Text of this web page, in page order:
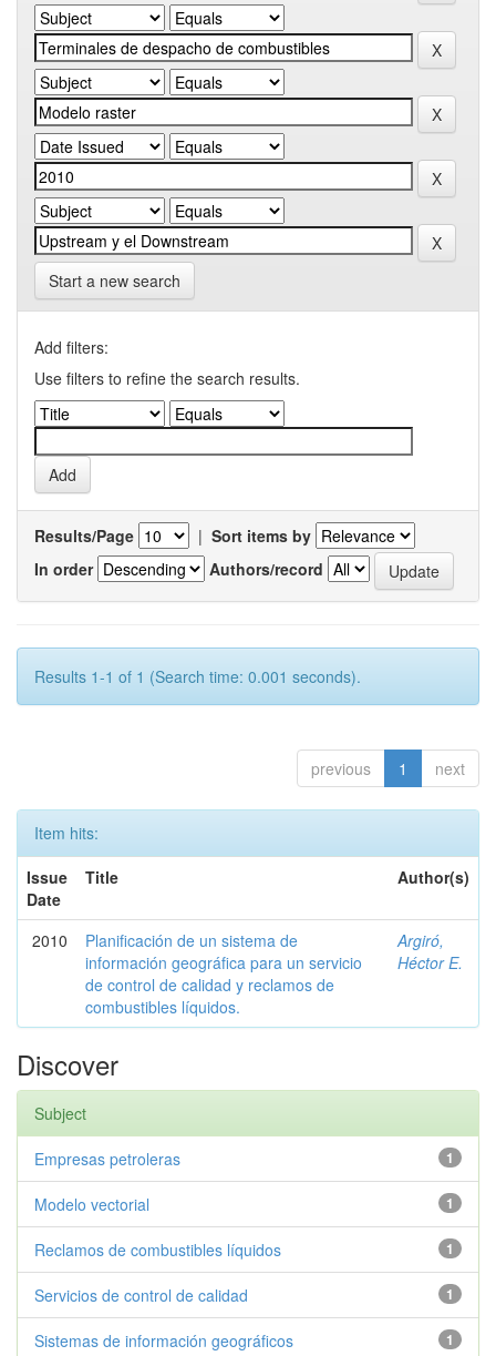
Start a new search
Add filters:
Use filters to refine the search results.
Results/Page | Sort items by
In order
Authors/record
Results 1-1 of 1 (Search time: 0.001 seconds).
previous 1 next
Item hits:
Issue
Date
Title Author(s)
2010
Planificación de un sistema de
información geográfica para un servicio
de control de calidad y reclamos de
combustibles líquidos.
Argiró,
Héctor E.
Discover
Subject
1
Empresas petroleras
1
Modelo vectorial
1
Reclamos de combustibles líquidos
1
Servicios de control de calidad
1
Sistemas de información geográficos